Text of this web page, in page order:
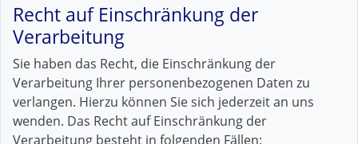
Recht auf Einschränkung der
Verarbeitung
Sie haben das Recht, die Einschränkung der
Verarbeitung Ihrer personenbezogenen Daten zu
verlangen. Hierzu können Sie sich jederzeit an uns
wenden. Das Recht auf Einschränkung der
Verarbeitung besteht in folgenden Fällen: